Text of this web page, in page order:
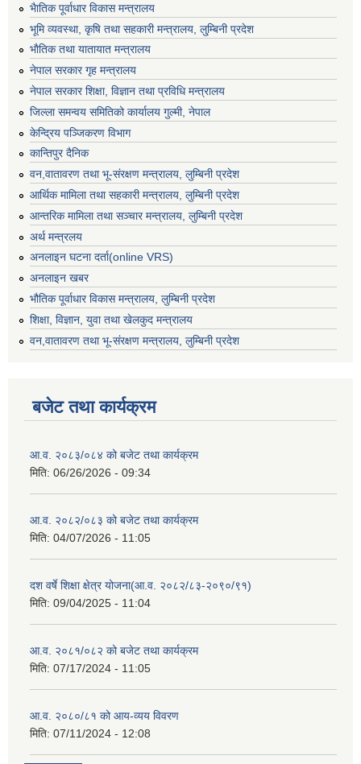
भैातिक पूर्वाधार विकास मन्त्रालय
भूमि व्यवस्था, कृषि तथा सहकारी मन्त्रालय, लु्म्बिनी प्रदेश
भाैतिक तथा यातायात मन्त्रालय
नेपाल सरकार गृह मन्त्रालय
नेपाल सरकार शिक्षा, विज्ञान तथा प्रविधि मन्त्रालय
जिल्ला समन्वय समितिको कार्यालय गुल्मी, नेपाल
केन्द्रिय पञ्जिकरण विभाग
कान्तिपुर दैनिक
वन,वातावरण तथा भू-संरक्षण मन्त्रालय, लुम्बिनी प्रदेश
आर्थिक मामिला तथा सहकारी मन्त्रालय, लुम्बिनी प्रदेश
आन्तरिक मामिला तथा सञ्चार मन्त्रालय, लुम्बिनी प्रदेश
अर्थ मन्त्रलय
अनलाइन घटना दर्ता(online VRS)
अनलाइन खबर
भौतिक पूर्वाधार विकास मन्त्रालय, लुम्बिनी प्रदेश
शिक्षा, विज्ञान, युवा तथा खेलकुद मन्‍‍त्रालय
वन,वातावरण तथा भू-संरक्षण मन्त्रालय, लुम्बिनी प्रदेश
बजेट तथा कार्यक्रम
आ.व. २०८३/०८४ को बजेट तथा कार्यक्रम
मिति: 06/26/2026 - 09:34
आ.व. २०८२/०८३ को बजेट तथा कार्यक्रम
मिति: 04/07/2026 - 11:05
दश वर्षे शिक्षा क्षेत्र योजना(आ.व. २०८२/८३-२०९०/९१)
मिति: 09/04/2025 - 11:04
आ.व. २०८१/०८२ को बजेट तथा कार्यक्रम
मिति: 07/17/2024 - 11:05
आ.व. २०८०/८१ को आय-व्यय विवरण
मिति: 07/11/2024 - 12:08